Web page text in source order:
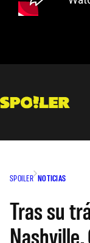
SPOILER NOTICIAS
Tras su